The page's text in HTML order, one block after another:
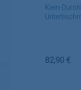
Klein-
Regulärer
82,90 €